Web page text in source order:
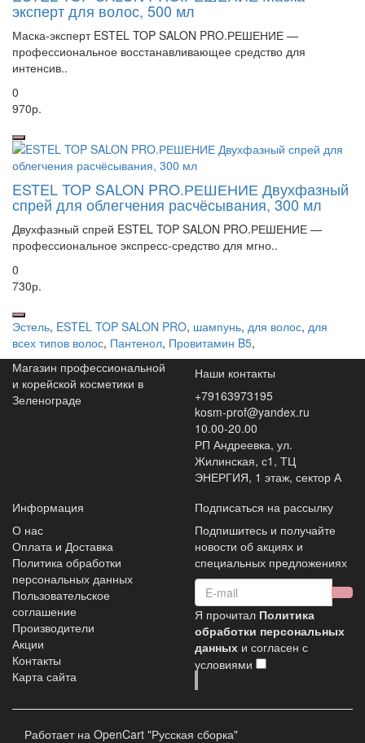
эксперт для волос, 500 мл
Маска-эксперт ESTEL TOP SALON PRO.РЕШЕНИЕ —
профессиональное восстанавливающее средство для
интенсив..
0
970р.
ESTEL TOP SALON PRO.РЕШЕНИЕ Двухфазный
спрей для облегчения расчёсывания, 300 мл
Двухфазный спрей ESTEL TOP SALON PRO.РЕШЕНИЕ —
профессиональное экспресс-средство для мгно..
0
730р.
Эстель, ESTEL TOP SALON PRO, шампунь, для волос, для
всех типов волос, Пантенол, Провитамин B5,
Магазин профессиональной
и корейской косметики в
Зеленограде
Наши контакты
+79163973195
kosm-prof@yandex.ru
10.00-20.00
РП Андреевка, ул.
Жилинская, с1, ТЦ
ЭНЕРГИЯ, 1 этаж, сектор А
Информация
О нас
Оплата и Доставка
Политика обработки
персональных данных
Пользовательское
соглашение
Производители
Акции
Контакты
Карта сайта
Подписаться на рассылку
Подпишитесь и получайте
новости об акциях и
специальных предложениях
Я прочитал Политика
обработки персональных
данных и согласен с
условиями
Работает на OpenCart "Русская сборка"